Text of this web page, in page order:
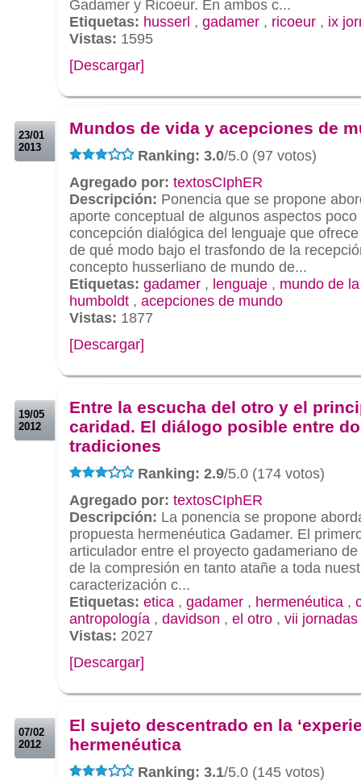
Gadamer y Ricoeur. En ambos c...
Etiquetas: husserl , gadamer , ricoeur , ix
Vistas: 1595
[Descargar]
23/01
2013
Mundos de vida y acepciones de
Ranking: 3.0/5.0 (97 votos)
Agregado por: textosCIphER
Descripción: Ponencia que se propone
aporte conceptual de algunos aspectos
concepción dialógica del lenguaje que
de qué modo bajo el trasfondo de la
concepto husserliano de mundo de...
Etiquetas: gadamer , lenguaje , mundo de
humboldt , acepciones de mundo
Vistas: 1877
[Descargar]
19/05
2012
Entre la escucha del otro y el
caridad. El diálogo posible entre
tradiciones
Ranking: 2.9/5.0 (174 votos)
Agregado por: textosCIphER
Descripción: La ponencia se propone
propuesta hermenéutica Gadamer. El
articulador entre el proyecto gadameriano
de la compresión en tanto atañe a toda
caracterización c...
Etiquetas: etica , gadamer , hermenéutica ,
antropología , davidson , el otro , vii jornadas
Vistas: 2027
[Descargar]
07/02
2012
El sujeto descentrado en la
hermenéutica
Ranking: 3.1/5.0 (145 votos)